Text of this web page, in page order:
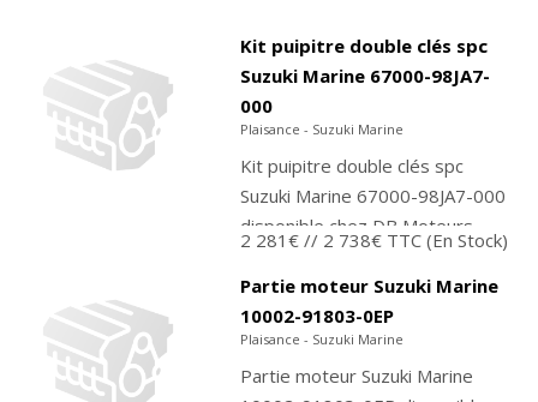
PMTO....
Kit puipitre double clés spc
Suzuki Marine 67000-98JA7-
000
Plaisance - Suzuki Marine
Kit puipitre double clés spc
Suzuki Marine 67000-98JA7-000
disponible chez DB Moteurs.
commander ou achetez
directement sur notre...
2 281€ // 2 738€ TTC (En Stock)
Partie moteur Suzuki Marine
10002-91803-0EP
Plaisance - Suzuki Marine
Partie moteur Suzuki Marine